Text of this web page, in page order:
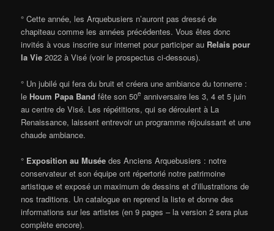
° Cette année, les Arquebusiers n’auront pas dressé de
chapiteau comme les années précédentes. Vous êtes donc
invités à vous inscrire sur internet pour participer au Relais pour
la Vie 2022 à Visé (voir le prospectus ci-dessous).
° Un jubilé qui fera du bruit et créera une ambiance du tonnerre :
le Houm Papa Bandfête son 50e anniversaire les 3, 4 et 5 juin
au centre de Visé. Les répétitions, qui se déroulent à La
Renaissance, laissent entrevoir un programme réjouissant et une
chaude ambiance.
° Exposition au Muséedes Anciens Arquebusiers : notre
conservateur et son équipe ont répertorié notre patrimoine
artistique et exposé un maximum de dessins et d’illustrations de
nos traditions. Un catalogue en reprend la liste et donne des
informations sur les artistes (en 9 pages – la version 2 sera plus
complète encore).